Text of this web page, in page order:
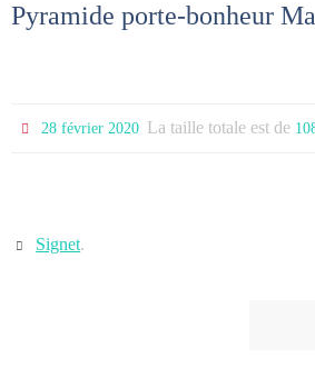
Pyramide porte-bonheur
28 février 2020 La taille totale est de
Signet.